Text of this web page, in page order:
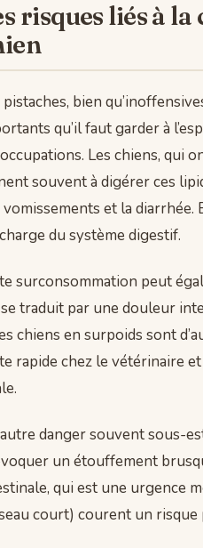
risques liés à
pistaches, bien
qu’il faut garder à
Les chiens, qui
souvent à digérer ces
vomissements et la
du système digestif.
surconsommation peut
traduit par une douleur
chiens en surpoids sont
rapide chez le vétérinaire
danger souvent sous-
un étouffement
qui est une urgence
court) courent un